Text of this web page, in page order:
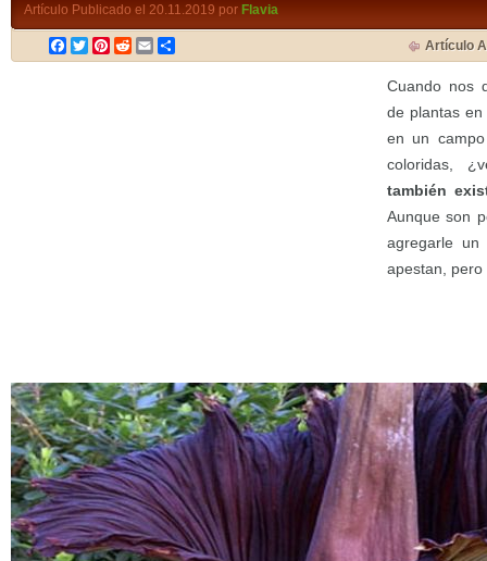
Artículo Publicado el 20.11.2019 por Flavia
Facebook
TwitterPinterest
RedditEmail Artículo
Cuando nos
de plantas
en un
coloridas,
también
Aunque son
agregarle
apestan,